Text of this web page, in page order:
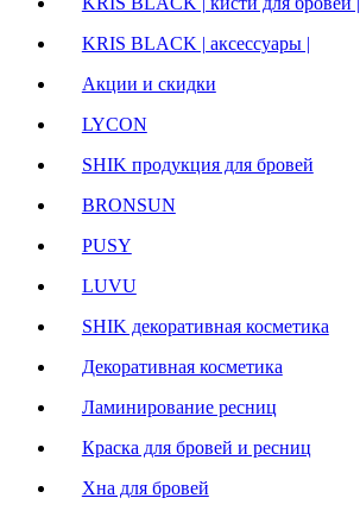
KRIS BLACK | аксессуары |
Акции и скидки
LYCON
SHIK продукция для бровей
BRONSUN
PUSY
LUVU
SHIK декоративная косметика
Декоративная косметика
Ламинирование ресниц
Краска для бровей и ресниц
Хна для бровей